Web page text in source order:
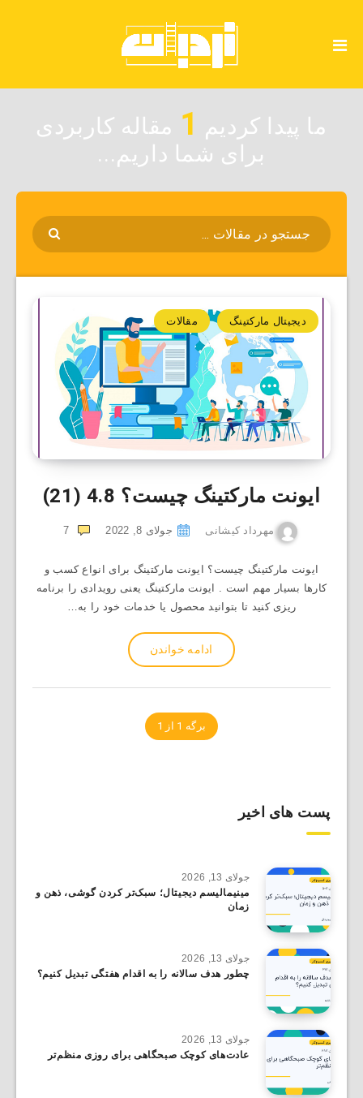
ما پیدا کردیم 1 مقاله کاربردی
برای شما داریم...
دیجیتال مارکتینگ مقالات
ایونت مارکتینگ چیست؟ 4.8 (21)
مهرداد کیشانی جولای 8, 2022 7
ایونت مارکتینگ چیست؟ ایونت مارکتینگ برای انواع کسب ‌و
کارها بسیار مهم است . ایونت مارکتینگ یعنی رویدادی را برنامه‌
ریزی کنید تا بتوانید محصول یا خدمات خود را به…
ادامه خواندن
برگه 1 از 1
پست های اخیر
جولای 13, 2026
مینیمالیسم دیجیتال؛ سبک‌تر کردن گوشی، ذهن و
زمان
جولای 13, 2026
چطور هدف سالانه را به اقدام هفتگی تبدیل کنیم؟
جولای 13, 2026
عادت‌های کوچک صبحگاهی برای روزی منظم‌تر